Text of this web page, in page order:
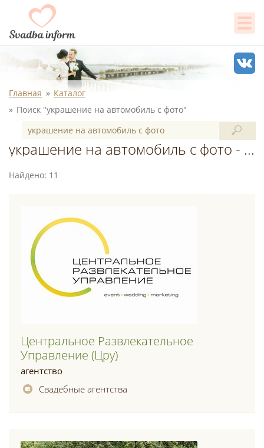
Главная
Каталог
Поиск "украшение на автомобиль с фото"
украшение на автомобиль с фото - поиск в каталоге
Найдено: 11
Центральное Развлекательное
Управление (цру)
агентство
Свадебные агентства